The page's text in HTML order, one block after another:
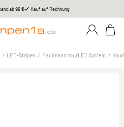
ab 99 € Kauf auf Rechnung
/ LED-Stripes / Paulmann YourLED System /